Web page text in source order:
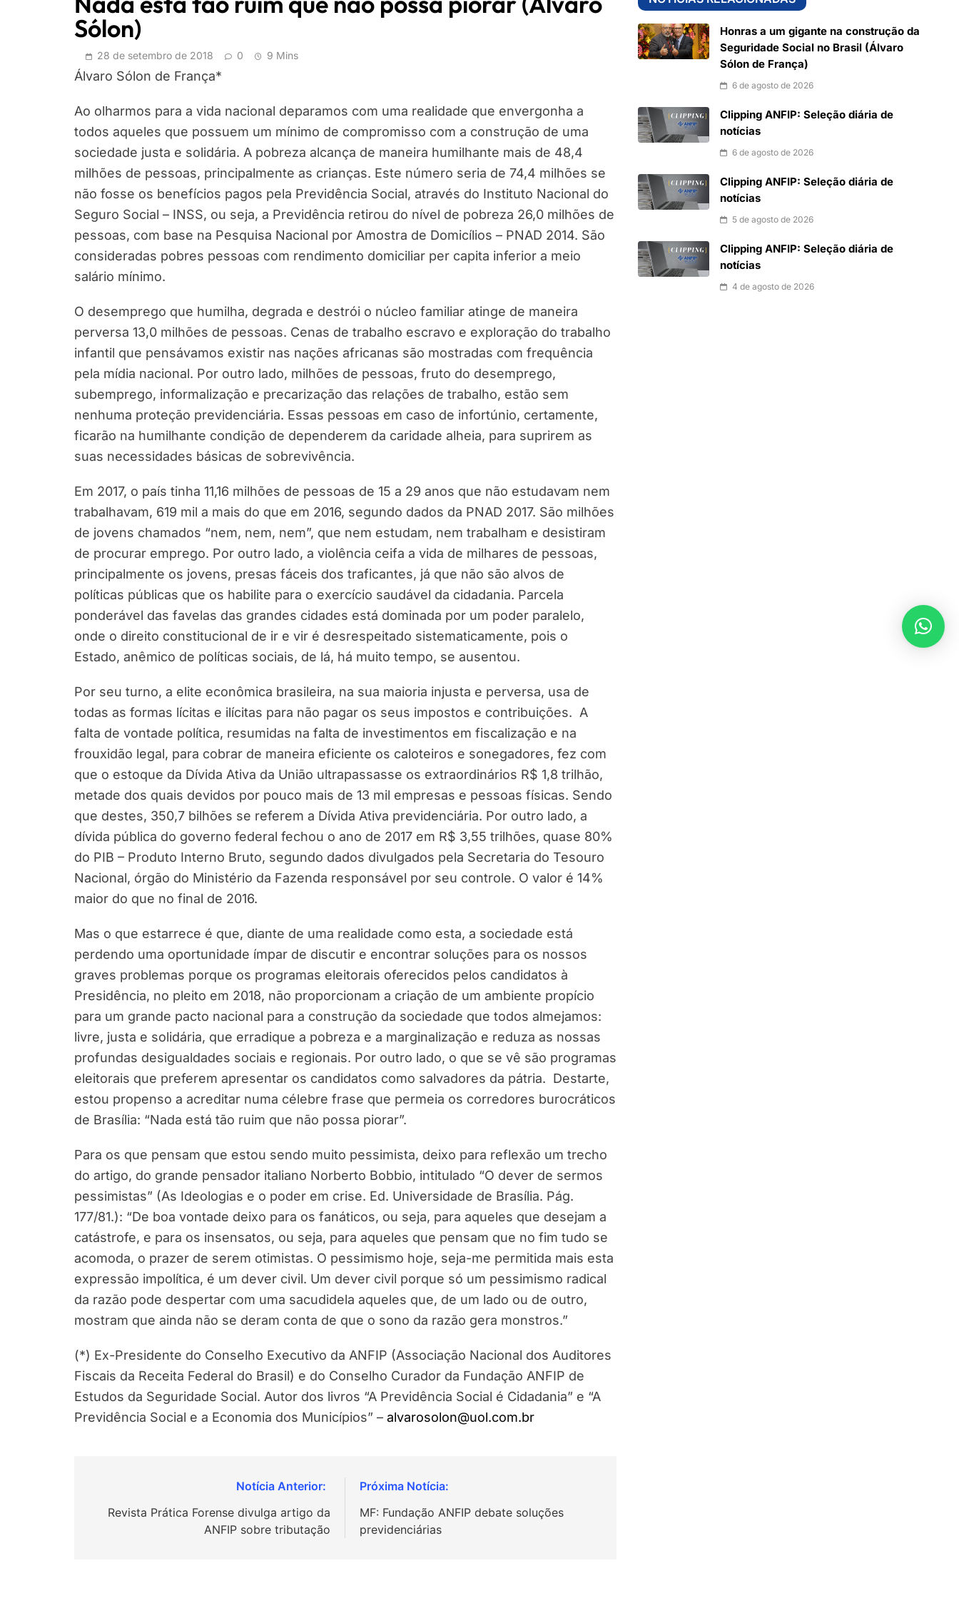
Sólon)
28 de setembro de 2018 0 9 Mins
Álvaro Sólon de França*
Ao olharmos para a vida nacional deparamos com uma realidade que envergonha a
todos aqueles que possuem um mínimo de compromisso com a construção de uma
sociedade justa e solidária. A pobreza alcança de maneira humilhante mais de 48,4
milhões de pessoas, principalmente as crianças. Este número seria de 74,4 milhões se
não fosse os benefícios pagos pela Previdência Social, através do Instituto Nacional do
Seguro Social – INSS, ou seja, a Previdência retirou do nível de pobreza 26,0 milhões de
pessoas, com base na Pesquisa Nacional por Amostra de Domicílios – PNAD 2014. São
consideradas pobres pessoas com rendimento domiciliar per capita inferior a meio
salário mínimo.
O desemprego que humilha, degrada e destrói o núcleo familiar atinge de maneira
perversa 13,0 milhões de pessoas. Cenas de trabalho escravo e exploração do trabalho
infantil que pensávamos existir nas nações africanas são mostradas com frequência
pela mídia nacional. Por outro lado, milhões de pessoas, fruto do desemprego,
subemprego, informalização e precarização das relações de trabalho, estão sem
nenhuma proteção previdenciária. Essas pessoas em caso de infortúnio, certamente,
ficarão na humilhante condição de dependerem da caridade alheia, para suprirem as
suas necessidades básicas de sobrevivência.
Em 2017, o país tinha 11,16 milhões de pessoas de 15 a 29 anos que não estudavam nem
trabalhavam, 619 mil a mais do que em 2016, segundo dados da PNAD 2017. São milhões
de jovens chamados “nem, nem, nem”, que nem estudam, nem trabalham e desistiram
de procurar emprego. Por outro lado, a violência ceifa a vida de milhares de pessoas,
principalmente os jovens, presas fáceis dos traficantes, já que não são alvos de
políticas públicas que os habilite para o exercício saudável da cidadania. Parcela
ponderável das favelas das grandes cidades está dominada por um poder paralelo,
onde o direito constitucional de ir e vir é desrespeitado sistematicamente, pois o
Estado, anêmico de políticas sociais, de lá, há muito tempo, se ausentou.
Por seu turno, a elite econômica brasileira, na sua maioria injusta e perversa, usa de
todas as formas lícitas e ilícitas para não pagar os seus impostos e contribuições. A
falta de vontade política, resumidas na falta de investimentos em fiscalização e na
frouxidão legal, para cobrar de maneira eficiente os caloteiros e sonegadores, fez com
que o estoque da Dívida Ativa da União ultrapassasse os extraordinários R$ 1,8 trilhão,
metade dos quais devidos por pouco mais de 13 mil empresas e pessoas físicas. Sendo
que destes, 350,7 bilhões se referem a Dívida Ativa previdenciária. Por outro lado, a
dívida pública do governo federal fechou o ano de 2017 em R$ 3,55 trilhões, quase 80%
do PIB – Produto Interno Bruto, segundo dados divulgados pela Secretaria do Tesouro
Nacional, órgão do Ministério da Fazenda responsável por seu controle. O valor é 14%
maior do que no final de 2016.
Mas o que estarrece é que, diante de uma realidade como esta, a sociedade está
perdendo uma oportunidade ímpar de discutir e encontrar soluções para os nossos
graves problemas porque os programas eleitorais oferecidos pelos candidatos à
Presidência, no pleito em 2018, não proporcionam a criação de um ambiente propício
para um grande pacto nacional para a construção da sociedade que todos almejamos:
livre, justa e solidária, que erradique a pobreza e a marginalização e reduza as nossas
profundas desigualdades sociais e regionais. Por outro lado, o que se vê são programas
eleitorais que preferem apresentar os candidatos como salvadores da pátria. Destarte,
estou propenso a acreditar numa célebre frase que permeia os corredores burocráticos
de Brasília: “Nada está tão ruim que não possa piorar”.
Para os que pensam que estou sendo muito pessimista, deixo para reflexão um trecho
do artigo, do grande pensador italiano Norberto Bobbio, intitulado “O dever de sermos
pessimistas” (As Ideologias e o poder em crise. Ed. Universidade de Brasília. Pág.
177/81.): “De boa vontade deixo para os fanáticos, ou seja, para aqueles que desejam a
catástrofe, e para os insensatos, ou seja, para aqueles que pensam que no fim tudo se
acomoda, o prazer de serem otimistas. O pessimismo hoje, seja-me permitida mais esta
expressão impolítica, é um dever civil. Um dever civil porque só um pessimismo radical
da razão pode despertar com uma sacudidela aqueles que, de um lado ou de outro,
mostram que ainda não se deram conta de que o sono da razão gera monstros.”
(*) Ex-Presidente do Conselho Executivo da ANFIP (Associação Nacional dos Auditores
Fiscais da Receita Federal do Brasil) e do Conselho Curador da Fundação ANFIP de
Estudos da Seguridade Social. Autor dos livros “A Previdência Social é Cidadania” e “A
Previdência Social e a Economia dos Municípios” – alvarosolon@uol.com.br
Revista Prática Forense divulga artigo da
ANFIP sobre tributação
MF: Fundação ANFIP debate soluções
previdenciárias
Honras a um gigante na construção da
Seguridade Social no Brasil (Álvaro
Sólon de França)
6 de agosto de 2026
Clipping ANFIP: Seleção diária de
notícias
6 de agosto de 2026
Clipping ANFIP: Seleção diária de
notícias
5 de agosto de 2026
Clipping ANFIP: Seleção diária de
notícias
4 de agosto de 2026